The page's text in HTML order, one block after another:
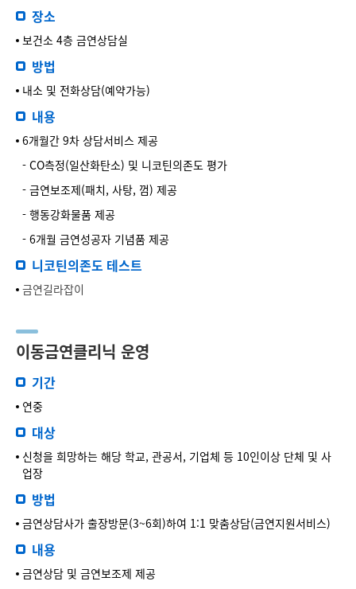
장소
보건소 4층 금연상담실
방법
내소 및 전화상담(예약가능)
내용
6개월간 9차 상담서비스 제공
- CO측정(일산화탄소) 및 니코틴의존도 평가
- 금연보조제(패치, 사탕, 껌) 제공
- 행동강화물품 제공
- 6개월 금연성공자 기념품 제공
니코틴의존도 테스트
금연길라잡이
이동금연클리닉 운영
기간
연중
대상
신청을 희망하는 해당 학교, 관공서, 기업체 등 10인이상 단체 및 사
업장
방법
금연상담사가 출장방문(3~6회)하여 1:1 맞춤상담(금연지원서비스)
내용
금연상담 및 금연보조제 제공